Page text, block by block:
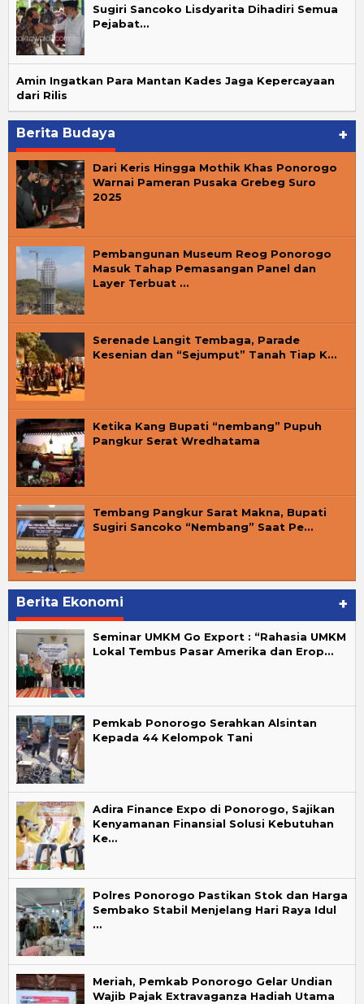
Sugiri Sancoko Lisdyarita Dihadiri Semua
Pejabat…
Amin Ingatkan Para Mantan Kades Jaga Kepercayaan
dari Rilis
Berita Budaya +
Dari Keris Hingga Mothik Khas Ponorogo
Warnai Pameran Pusaka Grebeg Suro
2025
Pembangunan Museum Reog Ponorogo
Masuk Tahap Pemasangan Panel dan
Layer Terbuat …
Serenade Langit Tembaga, Parade
Kesenian dan “Sejumput” Tanah Tiap K…
Ketika Kang Bupati “nembang” Pupuh
Pangkur Serat Wredhatama
Tembang Pangkur Sarat Makna, Bupati
Sugiri Sancoko “Nembang” Saat Pe…
Berita Ekonomi +
Seminar UMKM Go Export : “Rahasia UMKM
Lokal Tembus Pasar Amerika dan Erop…
Pemkab Ponorogo Serahkan Alsintan
Kepada 44 Kelompok Tani
Adira Finance Expo di Ponorogo, Sajikan
Kenyamanan Finansial Solusi Kebutuhan
Ke…
Polres Ponorogo Pastikan Stok dan Harga
Sembako Stabil Menjelang Hari Raya Idul
…
Meriah, Pemkab Ponorogo Gelar Undian
Wajib Pajak Extravaganza Hadiah Utama